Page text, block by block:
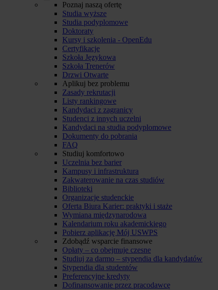
Poznaj naszą ofertę
Studia wyższe
Studia podyplomowe
Doktoraty
Kursy i szkolenia - OpenEdu
Certyfikacje
Szkoła Językowa
Szkoła Trenerów
Drzwi Otwarte
Aplikuj bez problemu
Zasady rekrutacji
Listy rankingowe
Kandydaci z zagranicy
Studenci z innych uczelni
Kandydaci na studia podyplomowe
Dokumenty do pobrania
FAQ
Studiuj komfortowo
Uczelnia bez barier
Kampusy i infrastruktura
Zakwaterowanie na czas studiów
Biblioteki
Organizacje studenckie
Oferta Biura Karier: praktyki i staże
Wymiana międzynarodowa
Kalendarium roku akademickiego
Pobierz aplikację Mój USWPS
Zdobądź wsparcie finansowe
Opłaty – co obejmuje czesne
Studiuj za darmo – stypendia dla kandydatów
Stypendia dla studentów
Preferencyjne kredyty
Dofinansowanie przez pracodawcę